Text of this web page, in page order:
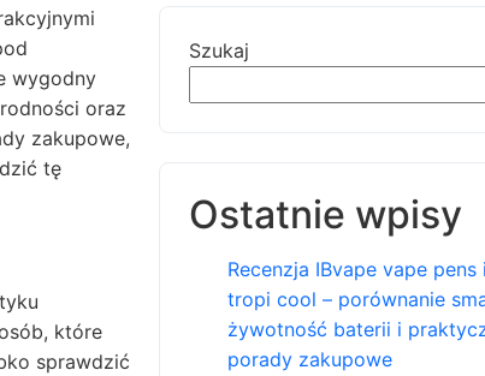
wygodny
oraz
zakupowe,
tę
które
sprawdzić
Szukaj
Ostatnie wpisy
Recenzja IBvape vape pens
tropi cool – porównanie
żywotność baterii i
porady zakupowe